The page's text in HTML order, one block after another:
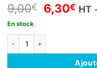
9,00€
Le
prix
initial
9,00€.
6,30€Le
HT
En stock
quantité de Résine Acrylic